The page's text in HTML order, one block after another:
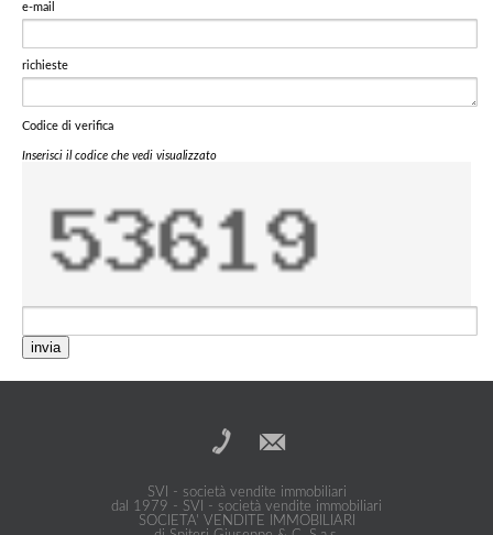
e-mail
richieste
Codice di verifica
Inserisci il codice che vedi visualizzato
invia
SVI - società vendite immobiliari
dal 1979 - SVI - società vendite immobiliari
SOCIETA' VENDITE IMMOBILIARI